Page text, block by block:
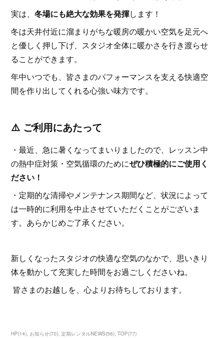
実は、冬場にも絶大な効果を発揮します！
冬は天井付近に溜まりがちな暖房の暖かい空気を足元へ
と優しく押し下げ、スタジオ全体に暖かさを行き渡らせ
ることができます。
年中いつでも、皆さまのパフォーマンスを支える快適空
間を作り出してくれる心強い味方です。
⚠️ ご利用にあたって
・最近、急に暑くなってまいりましたので、レッスン中
の熱中症対策・空気循環のためにぜひ積極的にご使用く
ださい！
・定期的な清掃やメンテナンス期間など、状況によって
は一時的に利用を中止させていただくことがございま
す。あらかじめご了承ください。
新しくなったスタジオの快適な空気のなかで、思いきり
体を動かして充実した時間をお過ごしくださいね。
皆さまのお越しを、心よりお待ちしております。
HP(14) お知らせ(70) 定期レンタルNEWS(56) TOP(77)